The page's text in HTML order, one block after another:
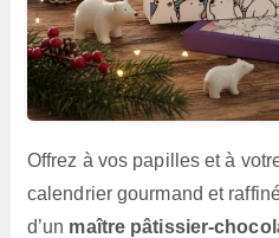
Offrez à vos papilles et à
calendrier gourmand et
d’un maître pâtissier-